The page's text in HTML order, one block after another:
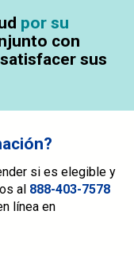
por su
con
sus
si es elegible y
al 888-403-7578
línea en